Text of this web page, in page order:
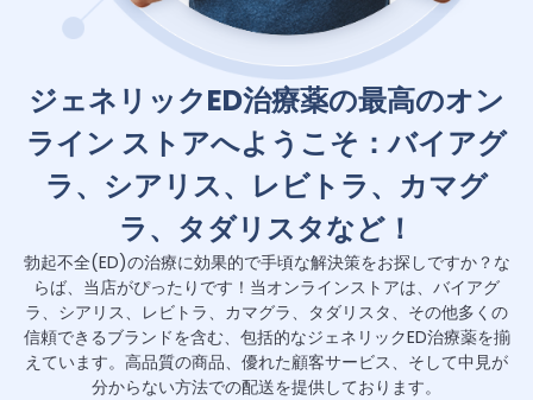
ジェネリックED治療薬の最高のオン
ライン ストアへようこそ：バイアグ
ラ、シアリス、レビトラ、カマグ
ラ、タダリスタなど！
勃起不全(ED)の治療に効果的で手頃な解決策をお探しですか？な
らば、当店がぴったりです！当オンラインストアは、バイアグ
ラ、シアリス、レビトラ、カマグラ、タダリスタ、その他多くの
信頼できるブランドを含む、包括的なジェネリックED治療薬を揃
えています。高品質の商品、優れた顧客サービス、そして中見が
分からない方法での配送を提供しております。